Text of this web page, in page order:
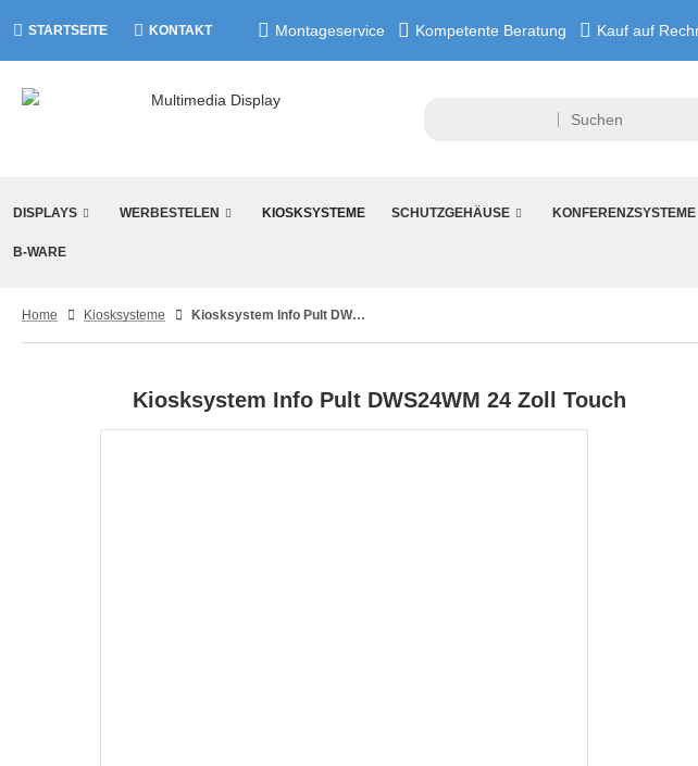
STARTSEITE KONTAKT Montageservice Kompetente Beratung Kauf auf
DISPLAYS WERBESTELEN KIOSKSYSTEME SCHUTZGEHÄUSE KONFERENZSYSTEME
B-WARE
Home Kiosksysteme Kiosksystem Info Pult DWS24WM 24 Zoll Touch
Kiosksystem Info Pult DWS24WM 24 Zoll Touch